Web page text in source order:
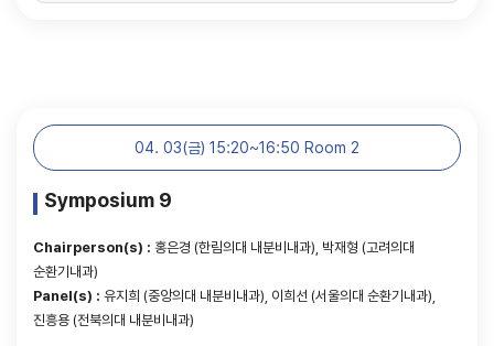
04. 03(금) 15:20~16:50 Room 2
Symposium 9
Chairperson(s) : 홍은경 (한림의대 내분비내과), 박재형 (고려의대
순환기내과)
Panel(s) : 유지희 (중앙의대 내분비내과), 이희선 (서울의대 순환기내과),
진흥용 (전북의대 내분비내과)